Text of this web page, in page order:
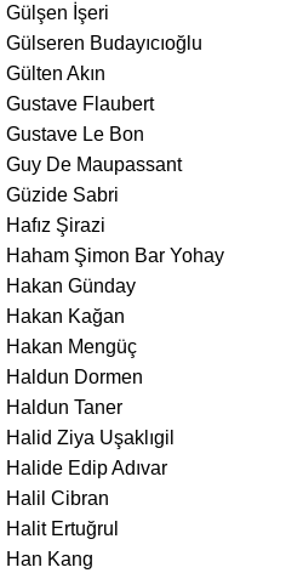
Gülşen İşeri
Gülseren Budayıcıoğlu
Gülten Akın
Gustave Flaubert
Gustave Le Bon
Guy De Maupassant
Güzide Sabri
Hafız Şirazi
Haham Şimon Bar Yohay
Hakan Günday
Hakan Kağan
Hakan Mengüç
Haldun Dormen
Haldun Taner
Halid Ziya Uşaklıgil
Halide Edip Adıvar
Halil Cibran
Halit Ertuğrul
Han Kang